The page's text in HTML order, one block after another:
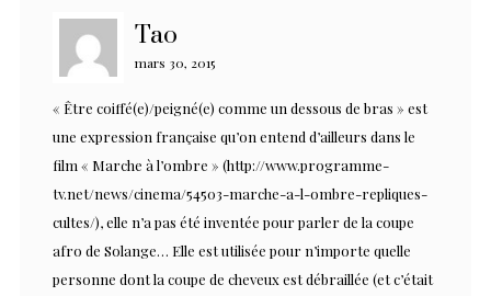
Tao
mars 30, 2015
« Être coiffé(e)/peigné(e) comme un dessous de bras » est
une expression française qu’on entend d’ailleurs dans le
film « Marche à l’ombre » (http://www.programme-
tv.net/news/cinema/54503-marche-a-l-ombre-repliques-
cultes/), elle n’a pas été inventée pour parler de la coupe
afro de Solange… Elle est utilisée pour n’importe quelle
personne dont la coupe de cheveux est débraillée (et c’était